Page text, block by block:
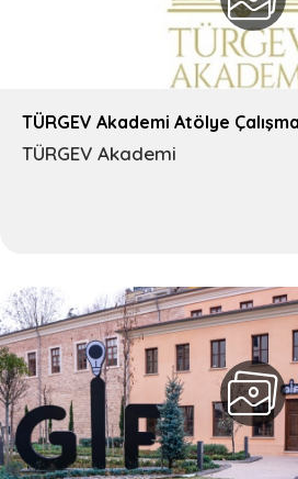
TÜRGEV Akademi Atölye
TÜRGEV Akademi